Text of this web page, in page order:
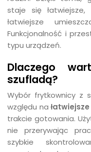
staje się
łatwiejsze
Funkcjonalność i
typu urządzeń.
Dlaczego
szufladą?
Wybór frytkownicy z
względu na
trakcie gotowania.
nie przerywając
szybkie